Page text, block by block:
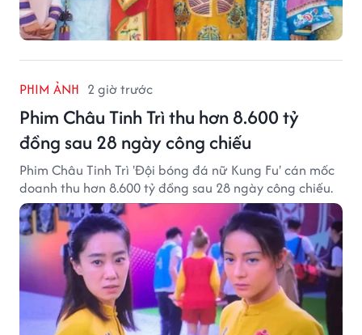
PHIM ẢNH 2 giờ trước
Phim Châu Tinh Trì thu hơn 8.600 tỷ
đồng sau 28 ngày công chiếu
Phim Châu Tinh Trì 'Đội bóng đá nữ Kung Fu' cán mốc
doanh thu hơn 8.600 tỷ đồng sau 28 ngày công chiếu.